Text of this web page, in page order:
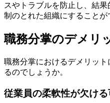
スやトラブルを防止し、結
制のとれた組織にすることが
職務分掌のデメリ
職務分掌におけるデメリッ
るのでしょうか。
従業員の柔軟性が欠け